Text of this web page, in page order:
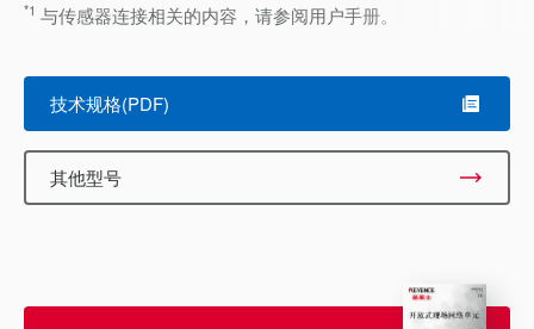
*1 与传感器连接相关的内容，请参阅用户手册。
技术规格(PDF)
其他型号